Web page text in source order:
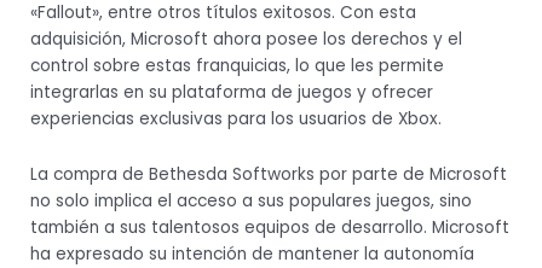
«Fallout», entre otros títulos exitosos. Con esta
adquisición, Microsoft ahora posee los derechos y el
control sobre estas franquicias, lo que les permite
integrarlas en su plataforma de juegos y ofrecer
experiencias exclusivas para los usuarios de Xbox.
La compra de Bethesda Softworks por parte de Microsoft
no solo implica el acceso a sus populares juegos, sino
también a sus talentosos equipos de desarrollo. Microsoft
ha expresado su intención de mantener la autonomía